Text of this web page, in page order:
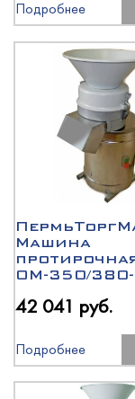
Подробнее
Машина
ОМ-350/
42 041 руб.
Подробнее